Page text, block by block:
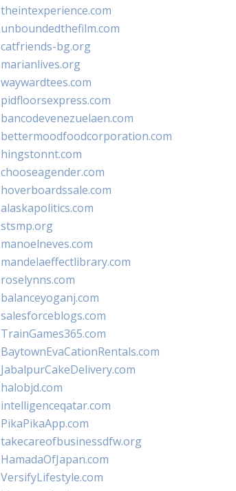
theintexperience.com
unboundedthefilm.com
catfriends-bg.org
marianlives.org
waywardtees.com
pidfloorsexpress.com
bancodevenezuelaen.com
bettermoodfoodcorporation.com
hingstonnt.com
chooseagender.com
hoverboardssale.com
alaskapolitics.com
stsmp.org
manoelneves.com
mandelaeffectlibrary.com
roselynns.com
balanceyoganj.com
salesforceblogs.com
TrainGames365.com
BaytownEvaCationRentals.com
JabalpurCakeDelivery.com
halobjd.com
intelligenceqatar.com
PikaPikaApp.com
takecareofbusinessdfw.org
HamadaOfJapan.com
VersifyLifestyle.com